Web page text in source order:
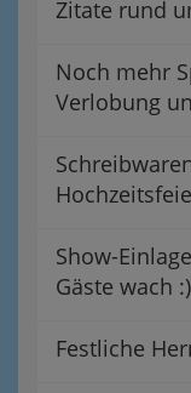
Zitate rund
Noch mehr
Verlobung
Show-
Gäste wach :)
Festliche